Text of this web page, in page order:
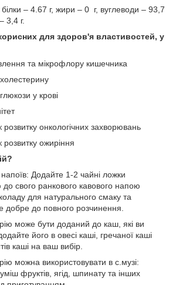
білки – 4.67 г, жири – 0 г, вуглеводи – 93,7
3,4 г.
для здоров'я властивостей, у
та мікрофлору кишечника
у крові
онкологічних захворювань
ожиріння
Додайте 1-2 чайні ложки
свого ранкового кавового напою
для натурального смаку та
добре до повного розчинення.
може бути доданий до каш, які ви
його в овесі каші, гречаної каші
каші на ваш вибір.
можна використовувати в с.музі:
фруктів, ягід, шпинату та інших